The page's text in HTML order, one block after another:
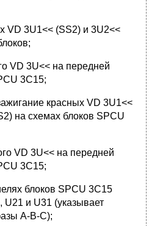
VD 3U1<< (SS2) и 3U2<<
VD 3U<< на передней
3C15;
красных VD 3U1<<
на схемах блоков SPCU
VD 3U<< на передней
3C15;
блоков SPCU 3C15
U21 и U31 (указывает
А-В-С);